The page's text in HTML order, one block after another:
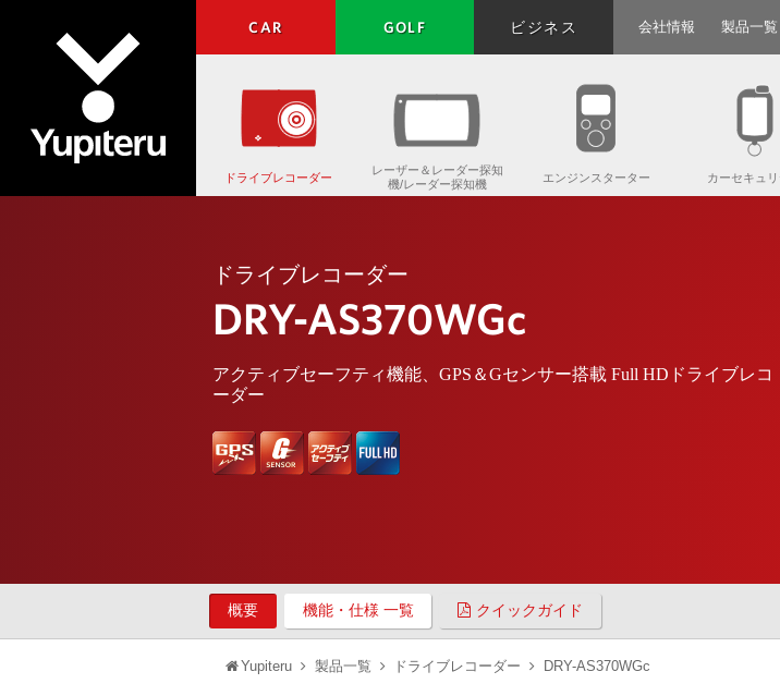
CAR GOLF ビジネス 会社情報 製品一覧
ドライブレコーダー
レーザー＆レーダー探知
機/レーダー探知機
エンジンスターター カーセキュリ
ドライブレコーダー
DRY-AS370WGc
アクティブセーフティ機能、GPS＆Gセンサー搭載 Full HDドライブレコ
ーダー
概要 機能・仕様 一覧 クイックガイド
Yupiteru 製品一覧 ドライブレコーダー DRY-AS370WGc